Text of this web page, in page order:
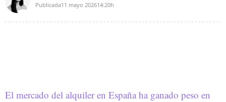
Publicada11 mayo 202614:20h
El mercado del alquiler en España ha ganado peso en